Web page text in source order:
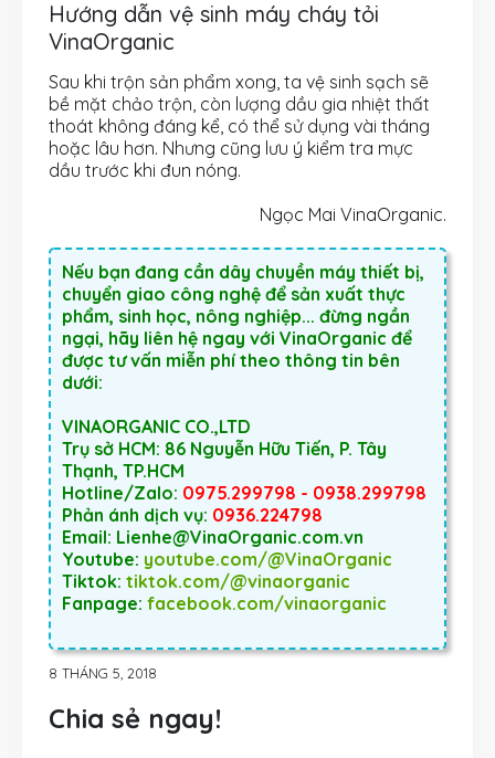
Hướng dẫn vệ sinh máy cháy tỏi
VinaOrganic
Sau khi trộn sản phẩm xong, ta vệ sinh sạch sẽ
bề mặt chảo trộn, còn lượng dầu gia nhiệt thất
thoát không đáng kể, có thể sử dụng vài tháng
hoặc lâu hơn. Nhưng cũng lưu ý kiểm tra mực
dầu trước khi đun nóng.
Ngọc Mai VinaOrganic.
Nếu bạn đang cần dây chuyền máy thiết bị,
chuyển giao công nghệ để sản xuất thực
phẩm, sinh học, nông nghiệp... đừng ngần
ngại, hãy liên hệ ngay với VinaOrganic để
được tư vấn miễn phí theo thông tin bên
dưới:
VINAORGANIC CO.,LTD
Trụ sở HCM: 86 Nguyễn Hữu Tiến, P. Tây
Thạnh, TP.HCM
Hotline/Zalo: 0975.299798 - 0938.299798
Phản ánh dịch vụ: 0936.224798
Email: Lienhe@VinaOrganic.com.vn
Youtube: youtube.com/@VinaOrganic
Tiktok: tiktok.com/@vinaorganic
Fanpage: facebook.com/vinaorganic
8 THÁNG 5, 2018
Chia sẻ ngay!